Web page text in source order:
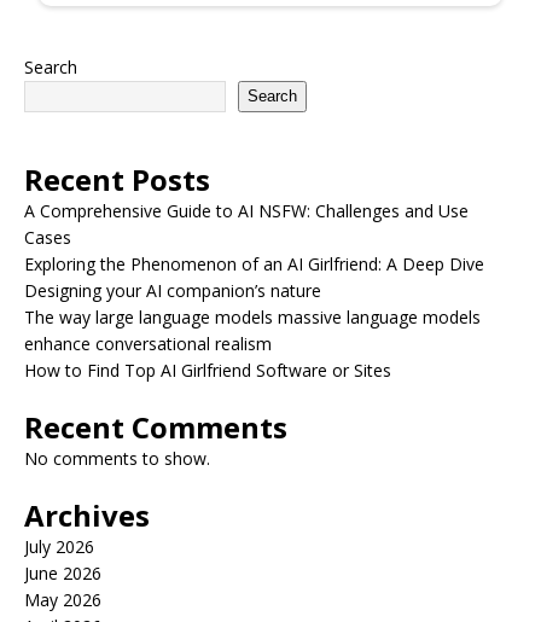
Search
Search
Recent Posts
A Comprehensive Guide to AI NSFW: Challenges and Use
Cases
Exploring the Phenomenon of an AI Girlfriend: A Deep Dive
Designing your AI companion’s nature
The way large language models massive language models
enhance conversational realism
How to Find Top AI Girlfriend Software or Sites
Recent Comments
No comments to show.
Archives
July 2026
June 2026
May 2026